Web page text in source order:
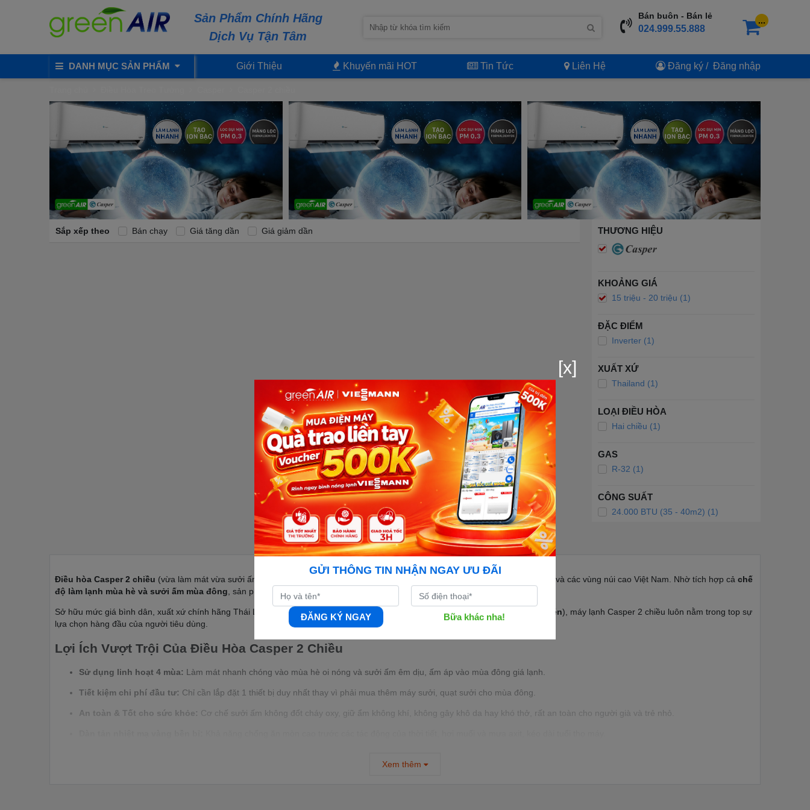
Sản Phẩm Chính Hãng
Dịch Vụ Tận Tâm
Bán buôn - Bán lẻ
024.999.55.888
...
DANH MỤC SẢN PHẨM Giới Thiệu Khuyến mãi HOT Tin Tức Liên Hệ Đăng ký / Đăng nhập
Sắp xếp theo Bán chạy Giá tăng dần Giá giảm dần THƯƠNG HIỆU
KHOẢNG GIÁ
15 triệu - 20 triệu (1)
ĐẶC ĐIỂM
Inverter (1)
XUẤT XỨ
Thailand (1)
LOẠI ĐIỀU HÒA
Hai chiều (1)
GAS
R-32 (1)
CÔNG SUẤT
24.000 BTU (35 - 40m2) (1)
Điều hòa Casper 2 chiều (vừa làm mát vừa sưởi ấm) là giải pháp điều hòa không khí lý tưởng cho các gia đình sống tại miền Bắc và các vùng núi cao Việt Nam. Nhờ tích hợp cả chế
độ làm lạnh mùa hè và sưởi ấm mùa đông, sản phẩm giúp tiết kiệm tối đa chi phí mua sắm thiết bị sưởi riêng biệt.
Sở hữu mức giá bình dân, xuất xứ chính hãng Thái Lan cùng chính sách bảo hành uy tín ( 3 năm toàn bộ máy, 5 năm cho máy nén), máy lạnh Casper 2 chiều luôn nằm trong top sự
lựa chọn hàng đầu của người tiêu dùng.
Lợi Ích Vượt Trội Của Điều Hòa Casper 2 Chiều
Sử dụng linh hoạt 4 mùa: Làm mát nhanh chóng vào mùa hè oi nóng và sưởi ấm êm dịu, ấm áp vào mùa đông giá lạnh.
Tiết kiệm chi phí đầu tư: Chỉ cần lắp đặt 1 thiết bị duy nhất thay vì phải mua thêm máy sưởi, quạt sưởi cho mùa đông.
An toàn & Tốt cho sức khỏe: Cơ chế sưởi ấm không đốt cháy oxy, giữ ẩm không khí, không gây khô da hay khó thở, rất an toàn cho người già và trẻ nhỏ.
Xem thêm
[x]
GỬI THÔNG TIN NHẬN NGAY ƯU ĐÃI
ĐĂNG KÝ NGAY Bữa khác nha!